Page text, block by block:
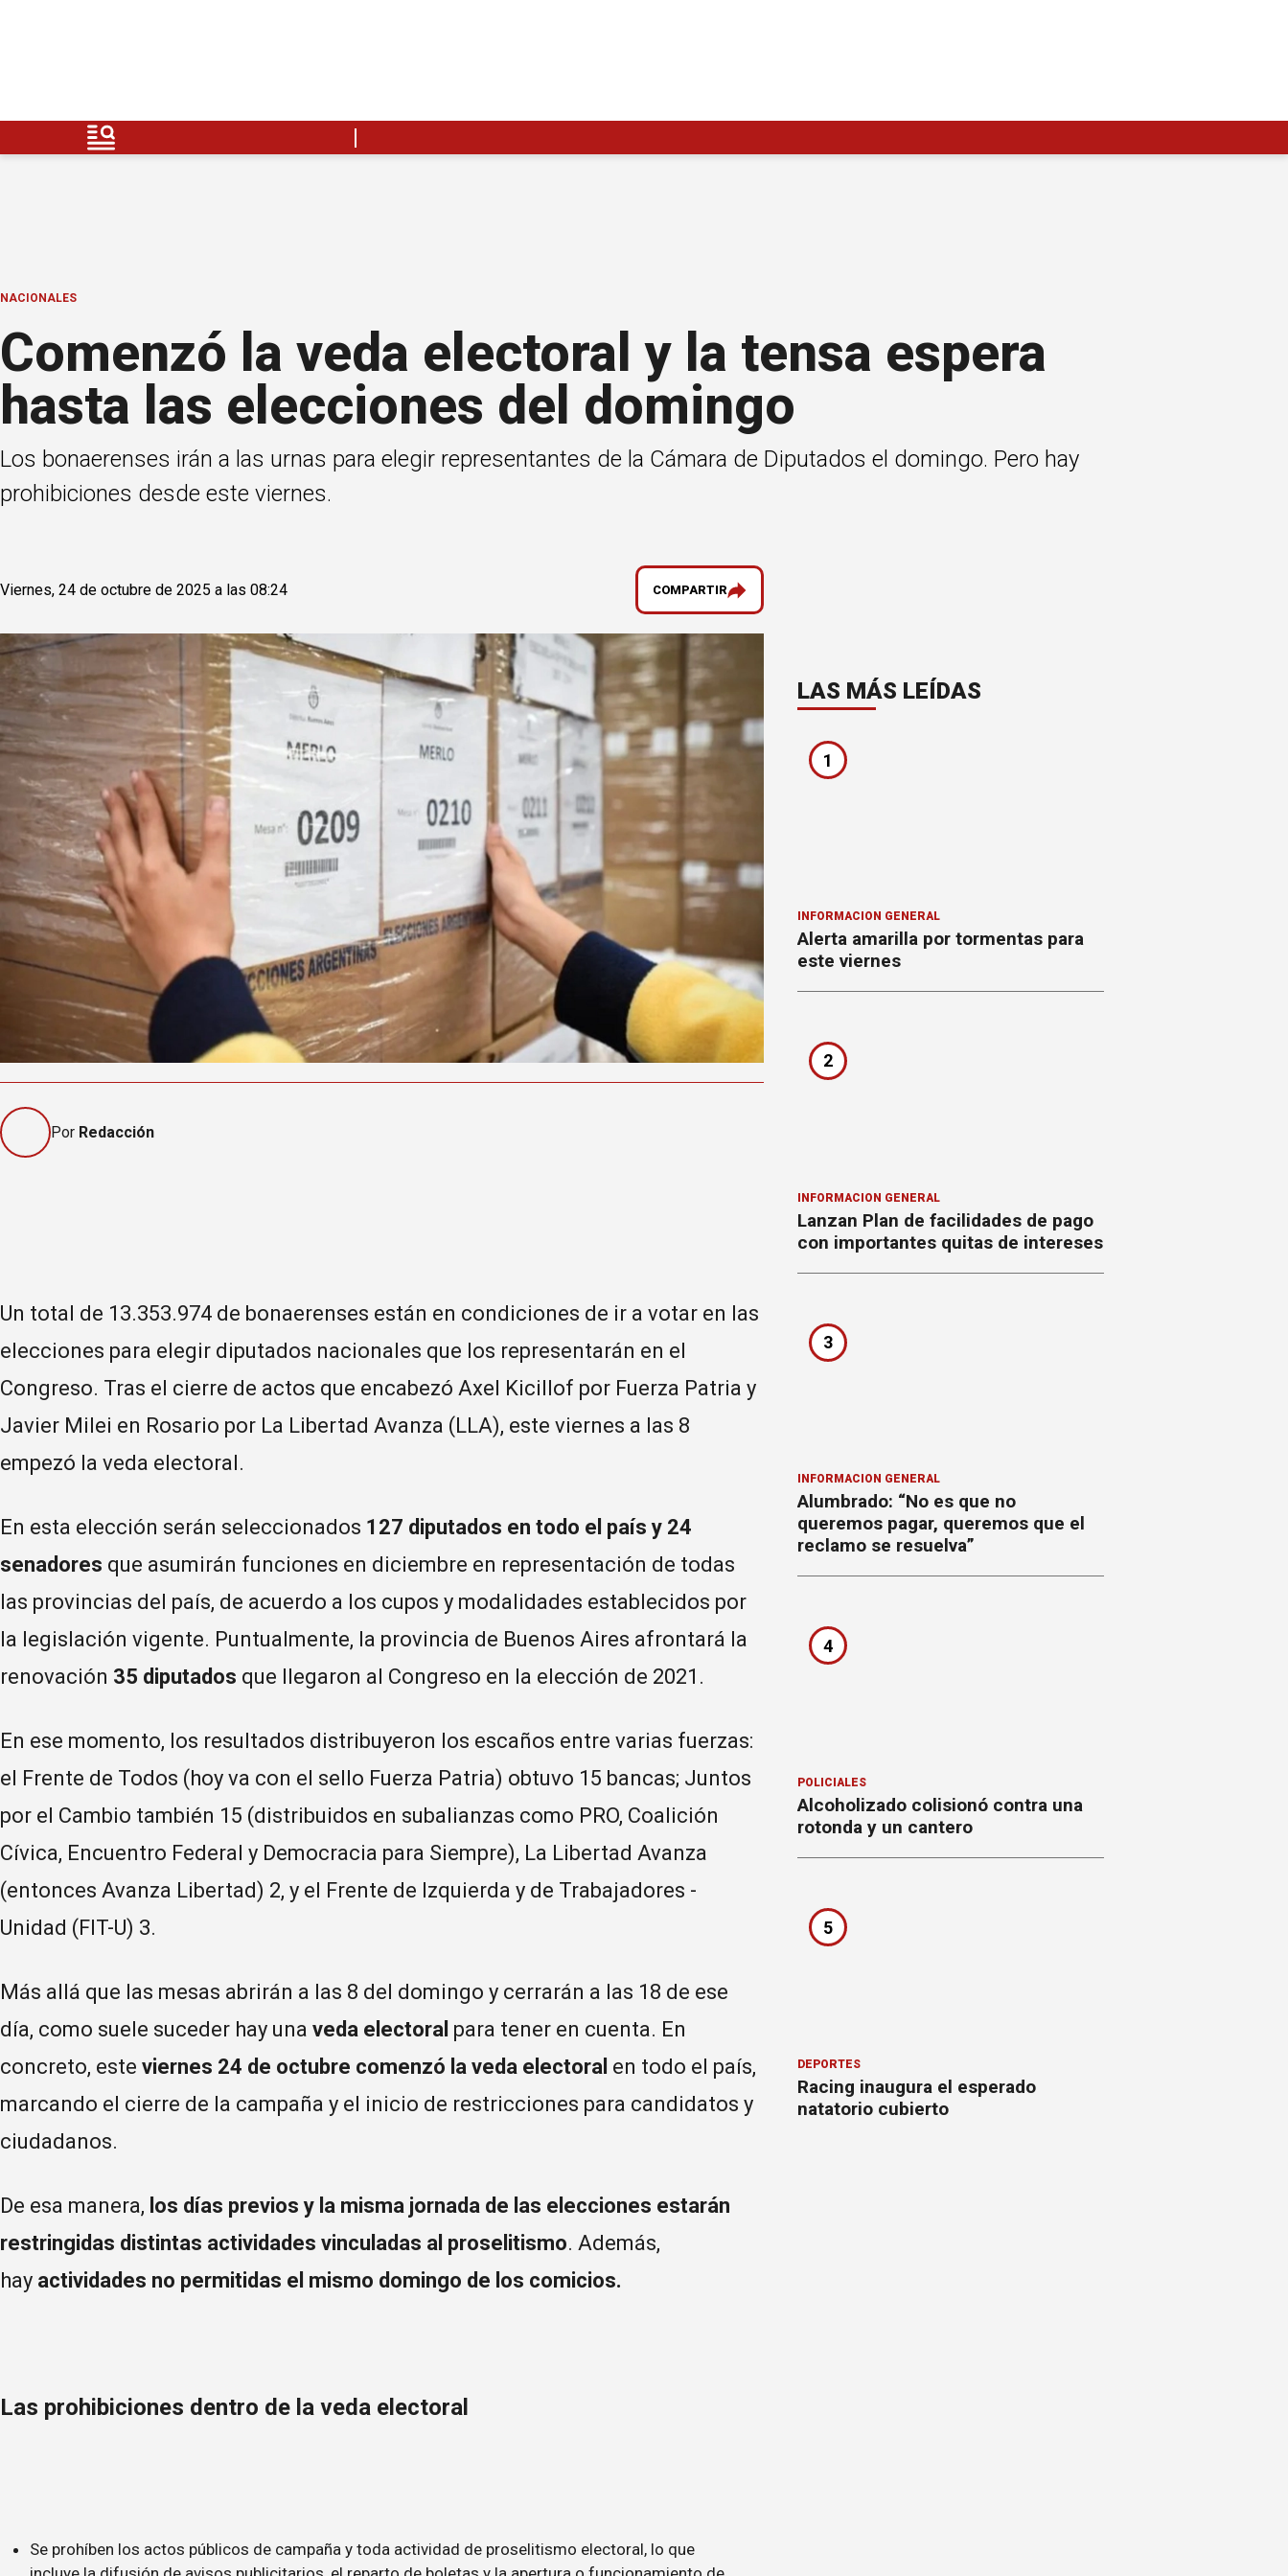
NACIONALES
Comenzó la veda electoral y la tensa espera
hasta las elecciones del domingo
Los bonaerenses irán a las urnas para elegir representantes de la Cámara de Diputados el domingo. Pero hay
prohibiciones desde este viernes.
Viernes, 24 de octubre de 2025 a las 08:24 COMPARTIR
Por Redacción
Un total de 13.353.974 de bonaerenses están en condiciones de ir a votar en las
elecciones para elegir diputados nacionales que los representarán en el
Congreso. Tras el cierre de actos que encabezó Axel Kicillof por Fuerza Patria y
Javier Milei en Rosario por La Libertad Avanza (LLA), este viernes a las 8
empezó la veda electoral.
En esta elección serán seleccionados 127 diputados en todo el país y 24
senadores que asumirán funciones en diciembre en representación de todas
las provincias del país, de acuerdo a los cupos y modalidades establecidos por
la legislación vigente. Puntualmente, la provincia de Buenos Aires afrontará la
renovación 35 diputados que llegaron al Congreso en la elección de 2021.
En ese momento, los resultados distribuyeron los escaños entre varias fuerzas:
el Frente de Todos (hoy va con el sello Fuerza Patria) obtuvo 15 bancas; Juntos
por el Cambio también 15 (distribuidos en subalianzas como PRO, Coalición
Cívica, Encuentro Federal y Democracia para Siempre), La Libertad Avanza
(entonces Avanza Libertad) 2, y el Frente de Izquierda y de Trabajadores -
Unidad (FIT-U) 3.
Más allá que las mesas abrirán a las 8 del domingo y cerrarán a las 18 de ese
día, como suele suceder hay una veda electoral para tener en cuenta. En
concreto, este viernes 24 de octubre comenzó la veda electoral en todo el país,
marcando el cierre de la campaña y el inicio de restricciones para candidatos y
ciudadanos.
De esa manera, los días previos y la misma jornada de las elecciones estarán
restringidas distintas actividades vinculadas al proselitismo. Además,
hay actividades no permitidas el mismo domingo de los comicios.
Las prohibiciones dentro de la veda electoral
Se prohíben los actos públicos de campaña y toda actividad de proselitismo electoral, lo que
LAS MÁS LEÍDAS
1
INFORMACION GENERAL
Alerta amarilla por tormentas para
este viernes
2
INFORMACION GENERAL
Lanzan Plan de facilidades de pago
con importantes quitas de intereses
3
INFORMACION GENERAL
Alumbrado: “No es que no
queremos pagar, queremos que el
reclamo se resuelva”
4
POLICIALES
Alcoholizado colisionó contra una
rotonda y un cantero
5
DEPORTES
Racing inaugura el esperado
natatorio cubierto